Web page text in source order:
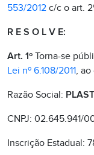
553/2012 c/c o art.
R E S O L V E:
Art. 1º Torna-se
Lei nº 6.108/2011,
Razão Social:
CNPJ: 02.645.941/
Inscrição Estadual: